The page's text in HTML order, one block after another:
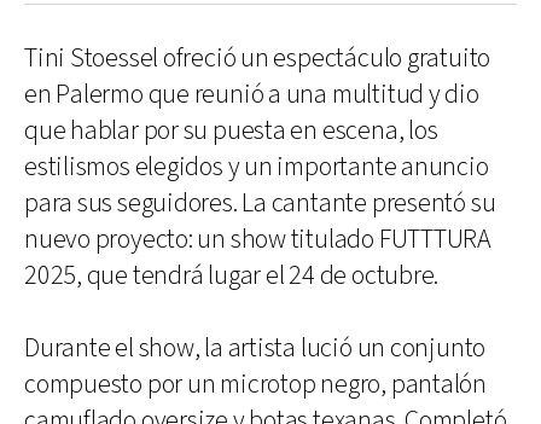
Tini Stoessel ofreció un espectáculo gratuito
en Palermo que reunió a una multitud y dio
que hablar por su puesta en escena, los
estilismos elegidos y un importante anuncio
para sus seguidores. La cantante presentó su
nuevo proyecto: un show titulado FUTTTURA
2025, que tendrá lugar el 24 de octubre.
Durante el show, la artista lució un conjunto
compuesto por un microtop negro, pantalón